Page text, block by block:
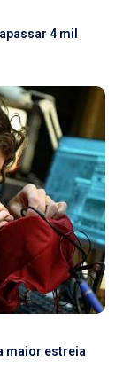
4 mil
maior estreia